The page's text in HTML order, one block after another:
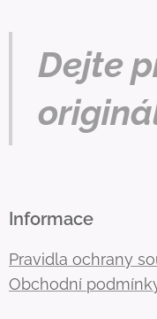
Dejte
Informace
Pravidla ochrany
Obchodní